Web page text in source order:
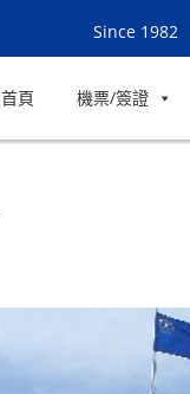
Since 1982
首頁 機票/簽證